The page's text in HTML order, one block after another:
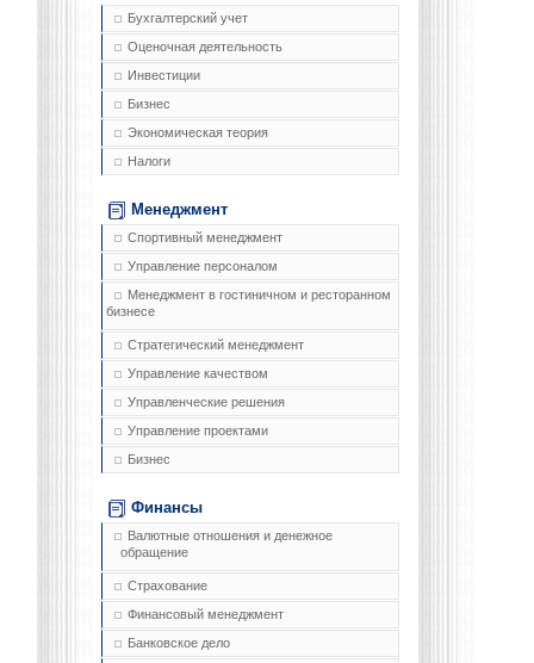
Бухгалтерский учет
Оценочная деятельность
Инвестиции
Бизнес
Экономическая теория
Налоги
Менеджмент
Спортивный менеджмент
Управление персоналом
Менеджмент в гостиничном и ресторанном
бизнесе
Стратегический менеджмент
Управление качеством
Управленческие решения
Управление проектами
Бизнес
Финансы
Валютные отношения и денежное
обращение
Страхование
Финансовый менеджмент
Банковское дело